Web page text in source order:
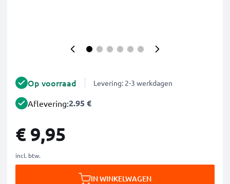
Op voorraad Levering: 2-3 werkdagen
Aflevering:2.95 €
€ 9,95
incl. btw.
IN WINKELWAGEN